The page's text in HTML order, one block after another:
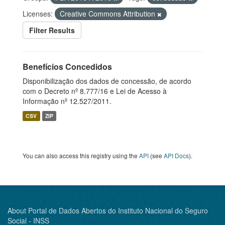
Licenses:
Creative Commons Attribution
Filter Results
Benefícios Concedidos
Disponibilização dos dados de concessão, de acordo
com o Decreto nº 8.777/16 e Lei de Acesso à
Informação nº 12.527/2011.
CSV ZIP
You can also access this registry using the API (see API Docs).
About Portal de Dados Abertos do Instituto Nacional do Seguro
Social - INSS